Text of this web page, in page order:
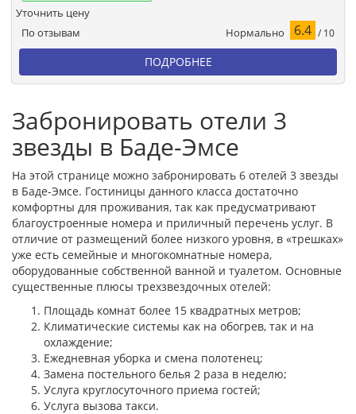
По отзывам Нормально 6.4 / 10
Уточнить цену
ПОДРОБНЕЕ
Забронировать отели 3
звезды в Баде-Эмсе
На этой странице можно забронировать 6 отелей 3 звезды
в Баде-Эмсе. Гостиницы данного класса достаточно
комфортны для проживания, так как предусматривают
благоустроенные номера и приличный перечень услуг. В
отличие от размещений более низкого уровня, в «трешках»
уже есть семейные и многокомнатные номера,
оборудованные собственной ванной и туалетом. Основные
существенные плюсы трехзвездочных отелей:
Площадь комнат более 15 квадратных метров;
Климатические системы как на обогрев, так и на
охлаждение;
Ежедневная уборка и смена полотенец;
Замена постельного белья 2 раза в неделю;
Услуга круглосуточного приема гостей;
Услуга вызова такси.